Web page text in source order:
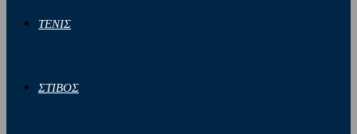
ΤΕΝΙΣ
ΣΤΙΒΟΣ